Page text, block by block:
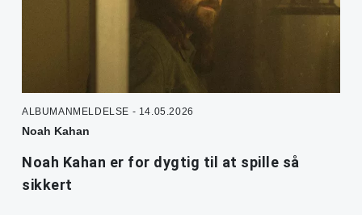
ALBUMANMELDELSE - 14.05.2026
Noah Kahan
Noah Kahan er for dygtig til at spille så
sikkert